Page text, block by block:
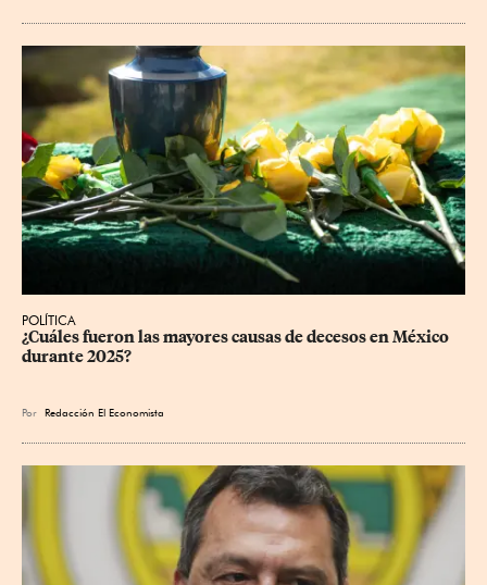
POLÍTICA
¿Cuáles fueron las mayores causas de decesos en México
durante 2025?
Por Redacción El Economista